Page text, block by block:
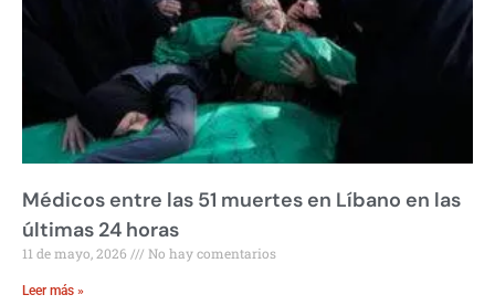
Médicos entre las 51 muertes en Líbano en las
últimas 24 horas
11 de mayo, 2026 No hay comentarios
Leer más »